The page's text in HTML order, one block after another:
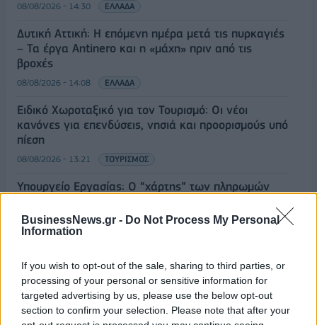
BusinessNews.gr - Do Not Process My Personal
Information
If you wish to opt-out of the sale, sharing to third parties, or
processing of your personal or sensitive information for
targeted advertising by us, please use the below opt-out
section to confirm your selection. Please note that after your
08/08/2026 - 14:30 ΕΛΛΑΔΑ
Δυτική Αττική: Η επόμενη ημέρα μετά τις πυρκαγιές
– Τα έργα Antinero και η «μάχη» πριν από τις
βροχές
08/08/2026 - 14:08 ΕΛΛΑΔΑ
Ειδικό Χωροταξικό για τον Τουρισμό: Οι νέοι
κανόνες για επενδύσεις, νησιά και προορισμούς υπό
πίεση
08/08/2026 - 13:21 ΤΟΥΡΙΣΜΟΣ
Υπουργείο Εργασίας: Ο “χάρτης” των πληρωμών
08/08/2026 - 12:58 ΟΙΚΟΝΟΜΙΑ
Hamilton Ltd. συνάπτουν συμφωνία υπηρεσιών
μάρκετινγκ
08/08/2026 - 13:44 ΕΠΙΧΕΙΡΗΣΕΙΣ